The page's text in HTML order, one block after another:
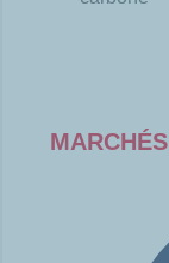
MARCHÉS